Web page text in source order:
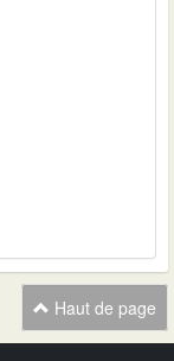
Haut de page